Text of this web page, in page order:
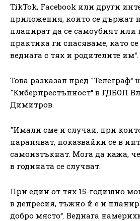
TikTok, Facebook или други
приложения, които се държат
планират да се самоубият или
практика ги спасяваме, като
веднага с тях и родителите им“.
Това разказал пред "Телеграф“
"Киберпрестъпност“ в ГДБОП
Димитров.
"Имали сме и случаи, при
нараняват, показвайки се в
самоизтъкнат. Мога да кажа,
в годината се случват.
При един от тях 15-годишно
в депресия, тъжно й е и
добро място“. Веднага